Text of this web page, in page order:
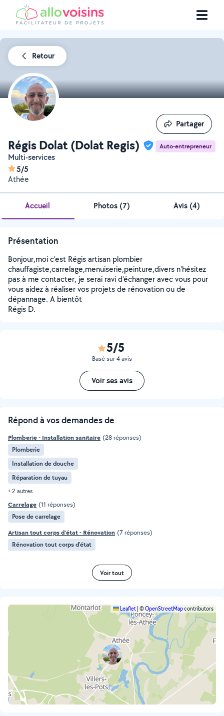
Retour
Régis Dolat (Dolat Regis) Auto-entrepreneur
Multi-services
5/5
Athée
Partager
Partager
Accueil Photos (7) Avis (4)
Présentation
Bonjour,moi c'est Régis artisan plombier
chauffagiste,carrelage,menuiserie,peinture,divers n'hésitez
pas à me contacter, je serai ravi d'échanger avec vous pour
vous aidez à réaliser vos projets de rénovation ou de
dépannage. A bientôt
Régis D.
5/5
Basé sur 4 avis
Voir ses avis
Répond à vos demandes de
Plomberie - Installation sanitaire (28 réponses)
Plomberie
Installation de douche
Réparation de tuyau
+ 2 autres
Carrelage (11 réponses)
Pose de carrelage
Artisan tout corps d'état - Rénovation (7 réponses)
Rénovation tout corps d’état
Voir tout
Leaflet ©OpenStreetMapcontributors